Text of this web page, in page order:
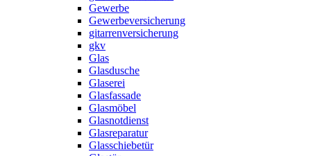
Gewerbe
Gewerbeversicherung
gitarrenversicherung
gkv
Glas
Glasdusche
Glaserei
Glasfassade
Glasmöbel
Glasnotdienst
Glasreparatur
Glasschiebetür